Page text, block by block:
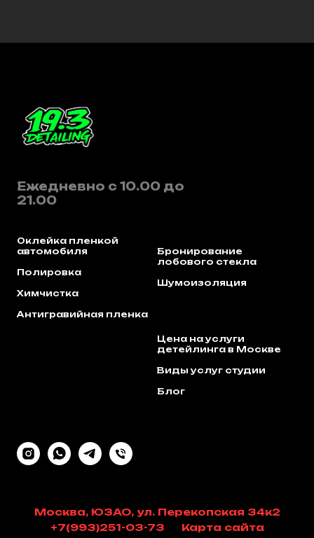
Ежедневно с 10.00 до
21.00
Оклейка пленкой
автомобиля
Полировка
Химчистка
Антигравийная пленка
Бронирование
лобового стекла
Шумоизоляция
Цена на услуги
детейлинга в Москве
Виды услуг студии
Блог
Москва, ЮЗАО, ул. Перекопская 34к2
+7(993)251-03-73
Карта сайта